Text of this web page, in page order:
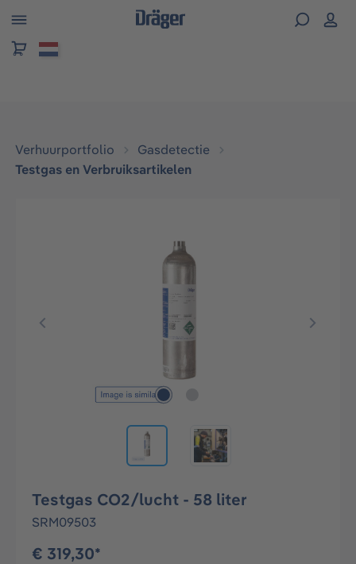
Verhuurportfolio
Gasdetectie
Testgas en Verbruiksartikelen
Afbeeldingengalerij overslaan
Testgas CO2/lucht - 58 liter
SRM09503
€ 319,30*